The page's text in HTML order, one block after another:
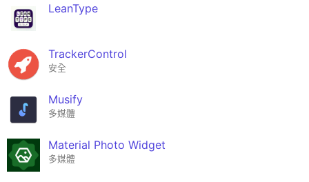
LeanType
TrackerControl
安全
Musify
多媒體
Material Photo Widget
多媒體